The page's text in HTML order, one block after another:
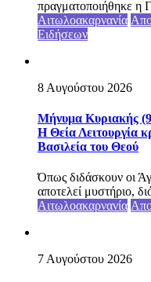
πραγματοποιήθηκε η
Αιτωλοακαρνανία
Ειδήσεων
8 Αυγούστου 2026
Μήνυμα Κυριακής
Η Θεία Λειτουργία
Βασιλεία του Θεού
Όπως διδάσκουν οι
αποτελεί μυστήριο,
Αιτωλοακαρνανία
7 Αυγούστου 2026